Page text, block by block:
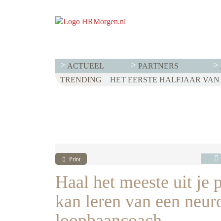
ACTUEEL PARTNERS
TRENDING
WET
HET EERSTE HALFJAAR VAN
VOOR EEN SUCCESVOL
Print
Haal het meeste uit je
kan leren van een